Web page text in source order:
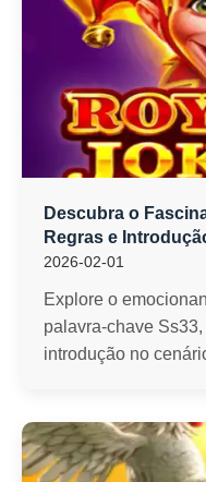
Descubra o
Regras e
2026-02-01
Explore o
palavra-chave
introdução no